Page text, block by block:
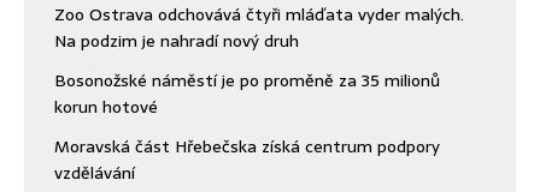
Zoo Ostrava odchovává čtyři mláďata vyder malých.
Na podzim je nahradí nový druh
Bosonožské náměstí je po proměně za 35 milionů
korun hotové
Moravská část Hřebečska získá centrum podpory
vzdělávání